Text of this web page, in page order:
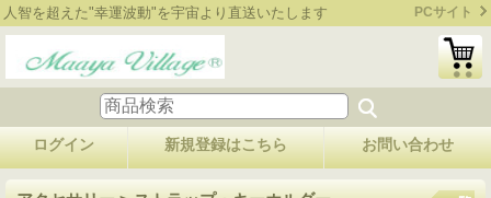
人智を超えた"幸運波動"を宇宙より直送いたします PCサイト
ログイン 新規登録はこちら お問い合わせ